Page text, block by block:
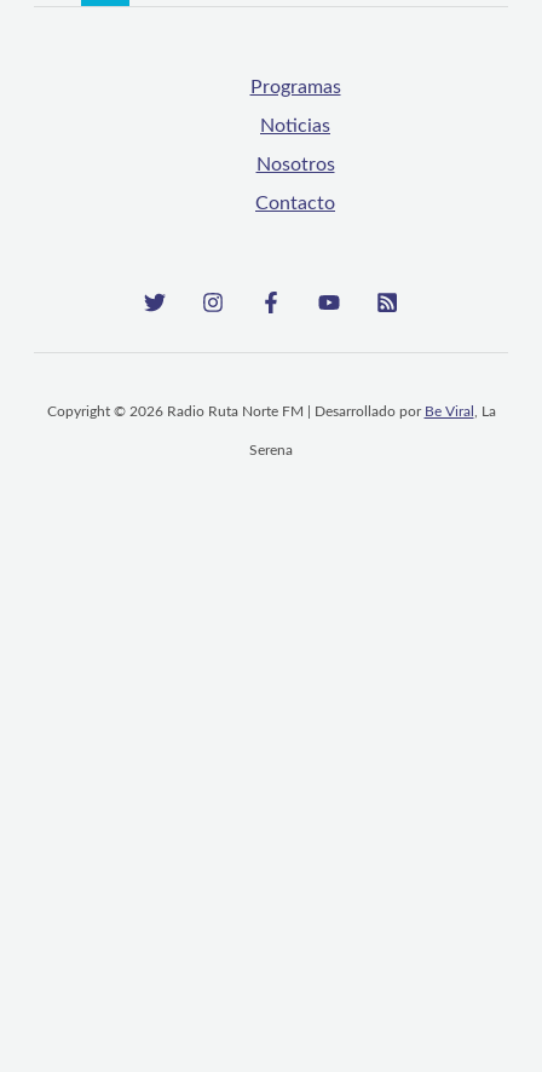
Programas
Noticias
Nosotros
Contacto
Copyright © 2026 Radio Ruta Norte FM | Desarrollado por Be Viral , La
Serena